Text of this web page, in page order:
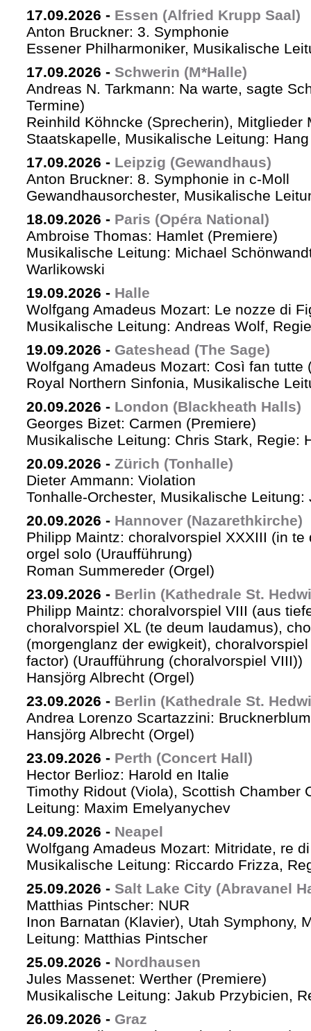
17.09.2026 - Essen (Alfried Krupp Saal)
Anton Bruckner: 3. Symphonie
Essener Philharmoniker, Musikalische
17.09.2026 - Schwerin (M*Halle)
Andreas N. Tarkmann: Na warte, sagte
Termine)
Reinhild Köhncke (Sprecherin), Mitglieder
Staatskapelle, Musikalische Leitung:
17.09.2026 - Leipzig (Gewandhaus)
Anton Bruckner: 8. Symphonie in c-Moll
Gewandhausorchester, Musikalische
18.09.2026 - Paris (Opéra National)
Ambroise Thomas: Hamlet (Premiere)
Musikalische Leitung: Michael
Warlikowski
19.09.2026 - Halle
Wolfgang Amadeus Mozart: Le nozze di
Musikalische Leitung: Andreas Wolf,
19.09.2026 - Gateshead (The Sage)
Wolfgang Amadeus Mozart: Così fan tutte
Royal Northern Sinfonia, Musikalische
20.09.2026 - London (Blackheath Halls)
Georges Bizet: Carmen (Premiere)
Musikalische Leitung: Chris Stark, Regie:
20.09.2026 - Zürich (Tonhalle)
Dieter Ammann: Violation
Tonhalle-Orchester, Musikalische Leitung:
20.09.2026 - Hannover (Nazarethkirche)
Philipp Maintz: choralvorspiel XXXIII (in te
orgel solo (Uraufführung)
Roman Summereder (Orgel)
23.09.2026 - Berlin (Kathedrale St.
Philipp Maintz: choralvorspiel VIII (aus
choralvorspiel XL (te deum laudamus),
(morgenglanz der ewigkeit),
factor) (Uraufführung (choralvorspiel VIII))
Hansjörg Albrecht (Orgel)
23.09.2026 - Berlin (Kathedrale St.
Andrea Lorenzo Scartazzini:
Hansjörg Albrecht (Orgel)
23.09.2026 - Perth (Concert Hall)
Hector Berlioz: Harold en Italie
Timothy Ridout (Viola), Scottish Chamber
Leitung: Maxim Emelyanychev
24.09.2026 - Neapel
Wolfgang Amadeus Mozart: Mitridate, re
Musikalische Leitung: Riccardo Frizza,
25.09.2026 - Salt Lake City (Abravanel
Matthias Pintscher: NUR
Inon Barnatan (Klavier), Utah Symphony,
Leitung: Matthias Pintscher
25.09.2026 - Nordhausen
Jules Massenet: Werther (Premiere)
Musikalische Leitung: Jakub Przybicien,
26.09.2026 - Graz